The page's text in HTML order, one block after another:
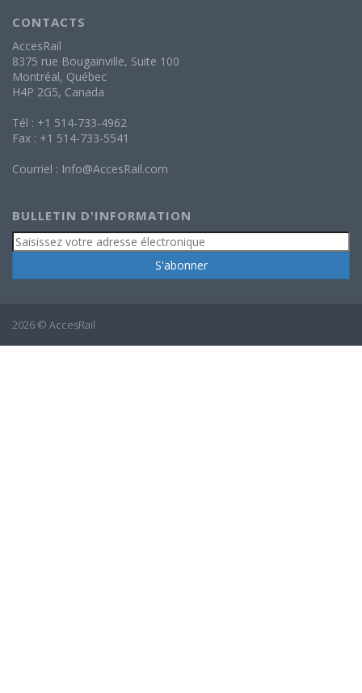
CONTACTS
AccesRail
8375 rue Bougainville, Suite 100
Montréal, Québec
H4P 2G5, Canada
Tél : +1 514-733-4962
Fax : +1 514-733-5541
Courriel : Info@AccesRail.com
BULLETIN D'INFORMATION
2026 © AccesRail